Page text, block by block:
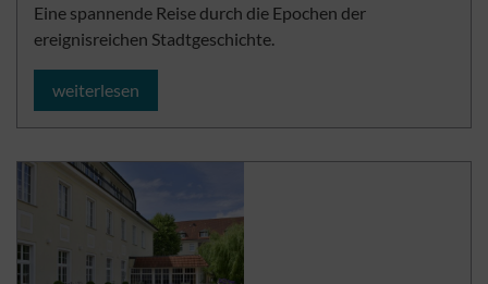
Eine spannende Reise durch die Epochen der
ereignisreichen Stadtgeschichte.
weiterlesen